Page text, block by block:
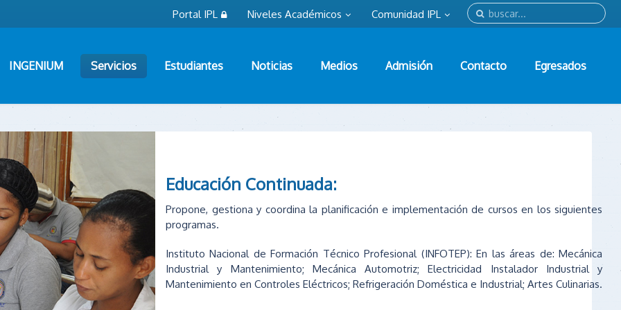
Comunidad IPL
Niveles Académicos
Portal IPL
INGENIUM Servicios Estudiantes Noticias Medios Admisión Contacto Egresados
Educación Continuada:
Propone, gestiona y coordina la planificación e implementación de cursos en los siguientes
programas.
Instituto Nacional de Formación Técnico Profesional (INFOTEP): En las áreas de: Mecánica
Industrial y Mantenimiento; Mecánica Automotriz; Electricidad Instalador Industrial y
Mantenimiento en Controles Eléctricos; Refrigeración Doméstica e Industrial; Artes Culinarias.